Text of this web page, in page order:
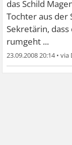
das Schild
Tochter aus der
Sekretärin,
rumgeht ...
23.09.2008 20:14•